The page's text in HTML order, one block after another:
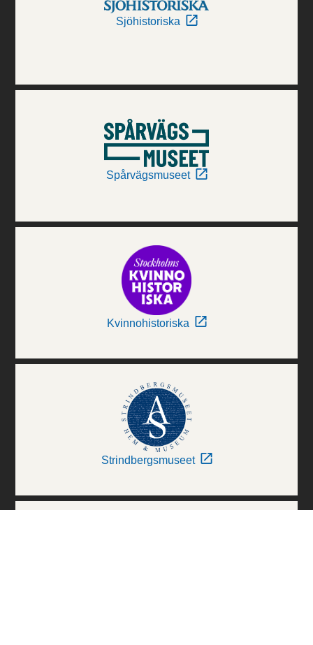
Sjöhistoriska
Spårvägsmuseet
Kvinnohistoriska
Strindbergsmuseet